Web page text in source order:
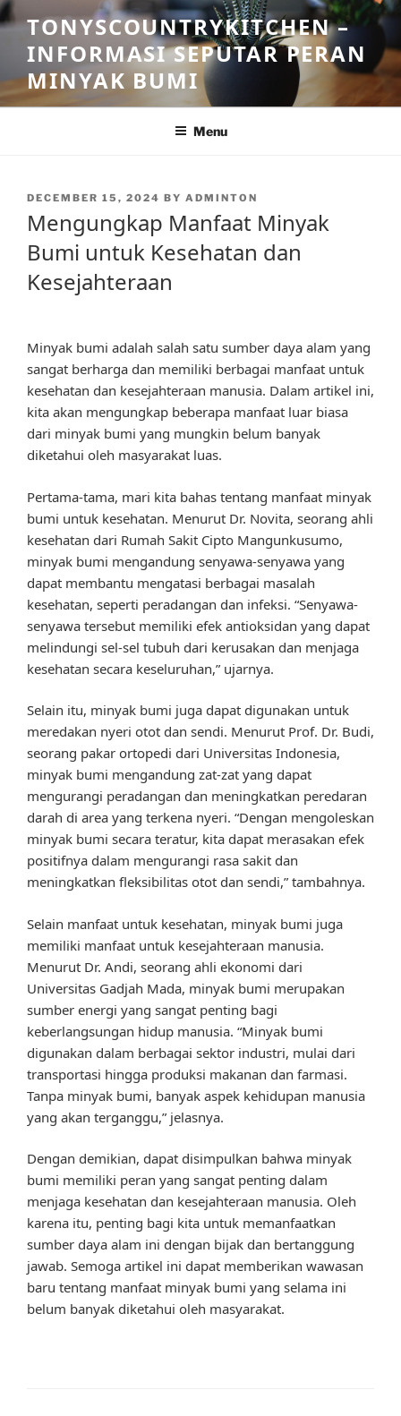
Skip
to
content
TONYSCOUNTRYKITCHEN –
INFORMASI SEPUTAR PERAN
MINYAK BUMI
Menu
POSTED
DECEMBER 15, 2024 BY ADMINTON
Mengungkap Manfaat Minyak
Bumi untuk Kesehatan dan
Kesejahteraan
Minyak bumi adalah salah satu sumber daya alam yang
sangat berharga dan memiliki berbagai manfaat untuk
kesehatan dan kesejahteraan manusia. Dalam artikel ini,
kita akan mengungkap beberapa manfaat luar biasa
dari minyak bumi yang mungkin belum banyak
diketahui oleh masyarakat luas.
Pertama-tama, mari kita bahas tentang manfaat minyak
bumi untuk kesehatan. Menurut Dr. Novita, seorang ahli
kesehatan dari Rumah Sakit Cipto Mangunkusumo,
minyak bumi mengandung senyawa-senyawa yang
dapat membantu mengatasi berbagai masalah
kesehatan, seperti peradangan dan infeksi. “Senyawa-
senyawa tersebut memiliki efek antioksidan yang dapat
melindungi sel-sel tubuh dari kerusakan dan menjaga
kesehatan secara keseluruhan,” ujarnya.
Selain itu, minyak bumi juga dapat digunakan untuk
meredakan nyeri otot dan sendi. Menurut Prof. Dr. Budi,
seorang pakar ortopedi dari Universitas Indonesia,
minyak bumi mengandung zat-zat yang dapat
mengurangi peradangan dan meningkatkan peredaran
darah di area yang terkena nyeri. “Dengan mengoleskan
minyak bumi secara teratur, kita dapat merasakan efek
positifnya dalam mengurangi rasa sakit dan
meningkatkan fleksibilitas otot dan sendi,” tambahnya.
Selain manfaat untuk kesehatan, minyak bumi juga
memiliki manfaat untuk kesejahteraan manusia.
Menurut Dr. Andi, seorang ahli ekonomi dari
Universitas Gadjah Mada, minyak bumi merupakan
sumber energi yang sangat penting bagi
keberlangsungan hidup manusia. “Minyak bumi
digunakan dalam berbagai sektor industri, mulai dari
transportasi hingga produksi makanan dan farmasi.
Tanpa minyak bumi, banyak aspek kehidupan manusia
yang akan terganggu,” jelasnya.
Dengan demikian, dapat disimpulkan bahwa minyak
bumi memiliki peran yang sangat penting dalam
menjaga kesehatan dan kesejahteraan manusia. Oleh
karena itu, penting bagi kita untuk memanfaatkan
sumber daya alam ini dengan bijak dan bertanggung
jawab. Semoga artikel ini dapat memberikan wawasan
baru tentang manfaat minyak bumi yang selama ini
belum banyak diketahui oleh masyarakat.